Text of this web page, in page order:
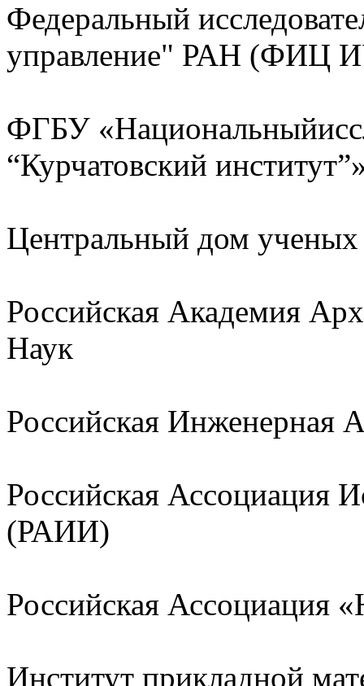
Федеральный
управление" РАН (ФИЦ
ФГБУ
“Курчатовский
Центральный дом
Российская Академия
Наук
Российская Инженерная
Российская Ассоциация
(РАИИ)
Российская Ассоциация
Институт прикладной